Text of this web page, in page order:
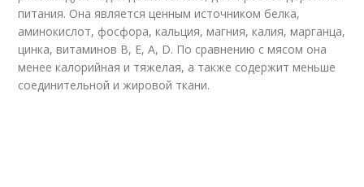
питания. Она является ценным источником белка,
аминокислот, фосфора, кальция, магния, калия, марганца,
цинка, витаминов B, E, A, D. По сравнению с мясом она
менее калорийная и тяжелая, а также содержит меньше
соединительной и жировой ткани.